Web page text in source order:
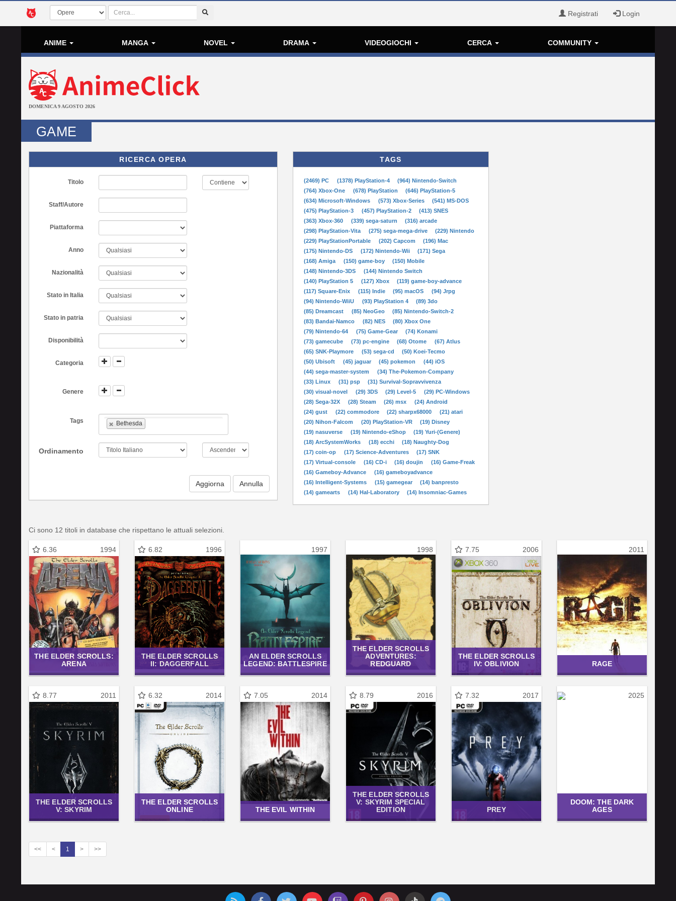
Registrati Login
ANIME MANGA NOVEL DRAMA VIDEOGIOCHI CERCA COMMUNITY
DOMENICA 9 AGOSTO 2026
GAME
RICERCA OPERA
Titolo
Staff/Autore
Piattaforma
Anno
Nazionalità
Stato in Italia
Stato in patria
Disponibilità
Categoria
Genere
Tags Bethesda
Ordinamento
Aggiorna
TAGS
(2469) PC (1378) PlayStation-4
(964) Nintendo-Switch
(764) Xbox-One
(678) PlayStation
(646) PlayStation-5
(634) Microsoft-Windows
(573) Xbox-Series
(541) MS-DOS
(475) PlayStation-3
(457) PlayStation-2
(413) SNES
(363) Xbox-360
(339) sega-saturn
(316) arcade
(298) PlayStation-Vita
(275) sega-mega-drive
(229) Nintendo
(229) PlayStationPortable
(202) Capcom
(196) Mac
(175) Nintendo-DS
(172) Nintendo-Wii
(171) Sega
(168) Amiga
(150) game-boy
(150) Mobile
(148) Nintendo-3DS
(144) Nintendo Switch
(140) PlayStation 5
(127) Xbox
(119) game-boy-advance
(117) Square-Enix
(115) Indie (95) macOS
(94) Jrpg
(94) Nintendo-WiiU
(93) PlayStation 4
(89) 3do
(85) Dreamcast
(85) NeoGeo
(85) Nintendo-Switch-2
(83) Bandai-Namco
(82) NES
(80) Xbox One
(79) Nintendo-64
(75) Game-Gear
(74) Konami
(73) gamecube
(73) pc-engine (68) Otome
(67) Atlus
(65) SNK-Playmore
(53) sega-cd
(50) Koei-Tecmo
(50) Ubisoft
(45) jaguar (45) pokemon
(44) iOS
(44) sega-master-system
(34) The-Pokemon-Company
(33) Linux
(31) psp
(31) Survival-Sopravvivenza
(30) visual-novel
(29) 3DS (29) Level-5
(29) PC-Windows
(28) Sega-32X
(28) Steam (26) msx
(24) Android
(24) gust
(22) commodore (22) sharpx68000
(21) atari
(20) Nihon-Falcom
(20) PlayStation-VR
(19) Disney
(19) nasuverse
(19) Nintendo-eShop
(19) Yuri-(Genere)
(18) ArcSystemWorks
(18) ecchi
(18) Naughty-Dog
(17) coin-op
(17) Science-Adventures
(17) SNK
(17) Virtual-console
(16) CD-i (16) doujin
(16) Game-Freak
(16) Gameboy-Advance
(16) gameboyadvance
(16) Intelligent-Systems
(15) gamegear
(14) banpresto
(14) gamearts
(14) Hal-Laboratory (14) Insomniac-Games
Ci sono 12 titoli in database che rispettano le attuali selezioni.
6.36 1994
THE ELDER SCROLLS:
ARENA
6.82 1996
THE ELDER SCROLLS
II: DAGGERFALL
1997
AN ELDER SCROLLS
LEGEND: BATTLESPIRE
1998
THE ELDER SCROLLS
ADVENTURES:
REDGUARD
7.75 2006
THE ELDER SCROLLS
IV: OBLIVION
2011
RAGE
8.77 2011
THE ELDER SCROLLS
V: SKYRIM
6.32 2014
THE ELDER SCROLLS
ONLINE
7.05 2014
THE EVIL WITHIN
8.79 2016
THE ELDER SCROLLS
V: SKYRIM SPECIAL
EDITION
7.32 2017
PREY
2025
DOOM: THE DARK
AGES
<< < 1 > >>